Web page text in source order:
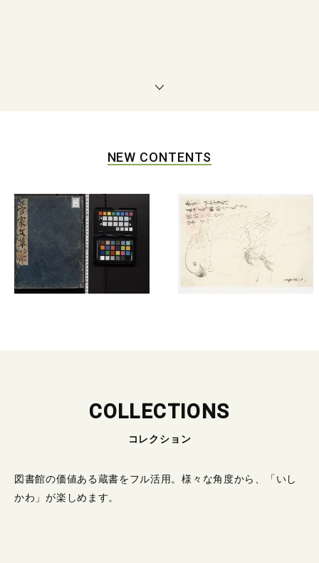
NEW CONTENTS
COLLECTIONS
コレクション
図書館の価値ある蔵書をフル活用。様々な角度から、「いし
かわ」が楽しめます。